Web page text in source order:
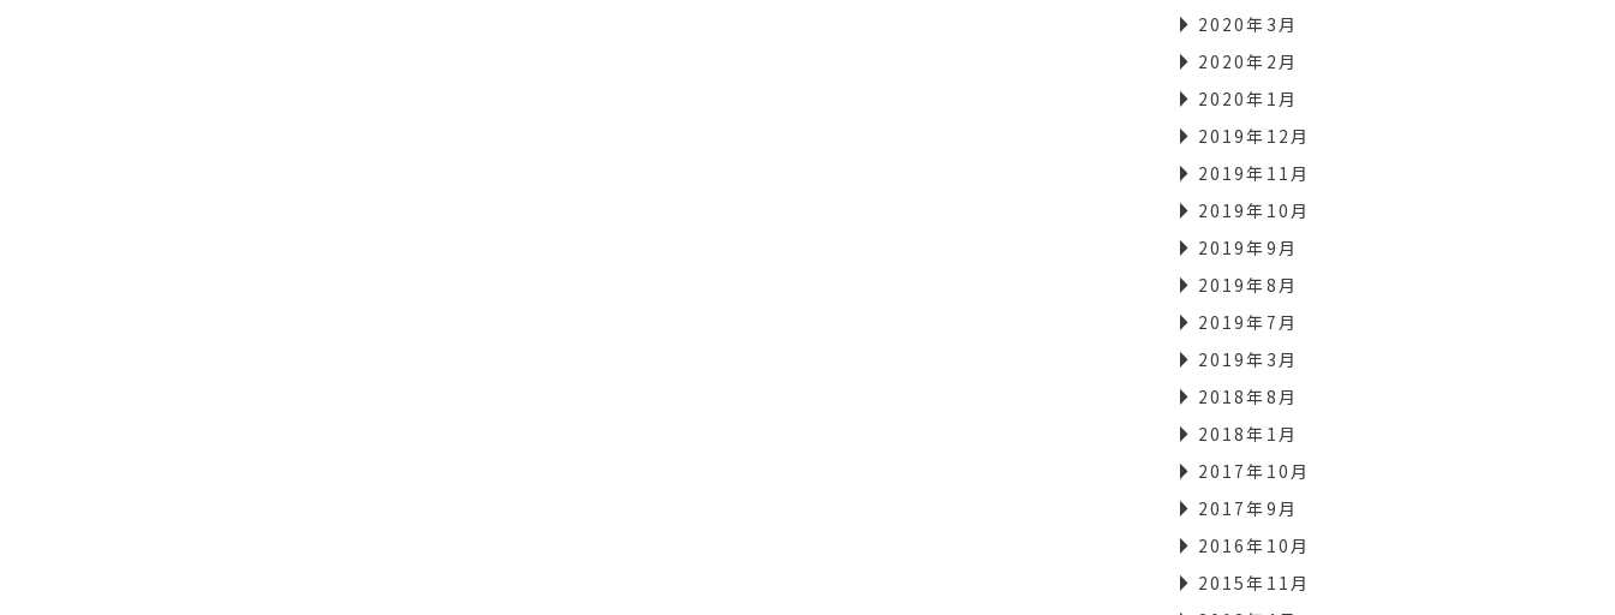
2020年3月
2020年2月
2020年1月
2019年12月
2019年11月
2019年10月
2019年9月
2019年8月
2019年7月
2019年3月
2018年8月
2018年1月
2017年10月
2017年9月
2016年10月
2015年11月